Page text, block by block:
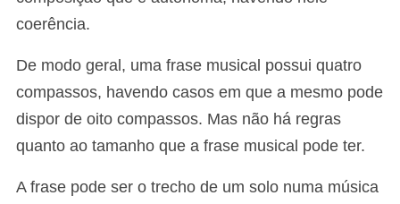
coerência.
De modo geral, uma frase musical possui quatro
compassos, havendo casos em que a mesmo pode
dispor de oito compassos. Mas não há regras
quanto ao tamanho que a frase musical pode ter.
A frase pode ser o trecho de um solo numa música